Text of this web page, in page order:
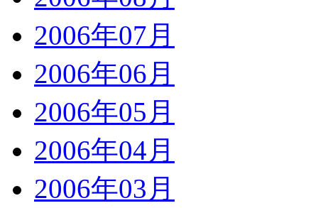
2006年07月
2006年06月
2006年05月
2006年04月
2006年03月